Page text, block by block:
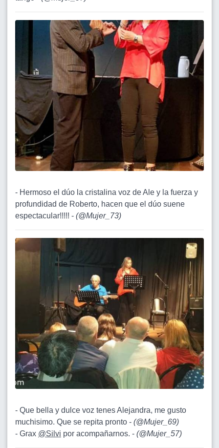
- Hermoso el dúo la cristalina voz de Ale y la fuerza y
profundidad de Roberto, hacen que el dúo suene
espectacular!!!!! - (@Mujer_73)
- Que bella y dulce voz tenes Alejandra, me gusto
muchisimo. Que se repita pronto - (@Mujer_69)
- Grax @Silvi por acompañarnos. - (@Mujer_57)